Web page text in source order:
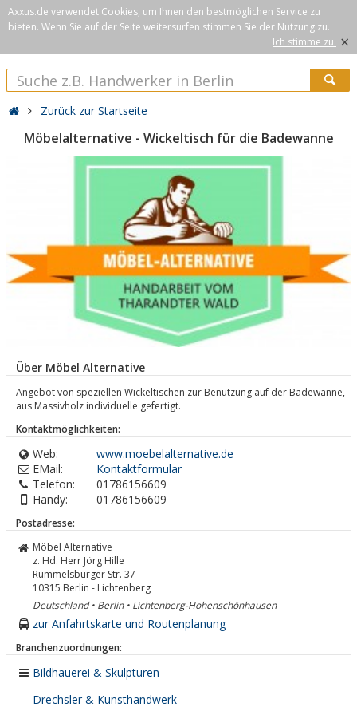
Axxus.de verwendet Cookies, um Ihnen den bestmöglichen Service zu
bieten. Wenn Sie auf der Seite weitersurfen stimmen Sie der Nutzung zu.
Ich stimme zu. ×
Zurück zur Startseite
Möbelalternative - Wickeltisch für die Badewanne
Über Möbel Alternative
Angebot von speziellen Wickeltischen zur Benutzung auf der Badewanne,
aus Massivholz individuelle gefertigt.
Kontaktmöglichkeiten:
Web:
www.moebelalternative.de
EMail:
Kontaktformular
Telefon:
01786156609
Handy:
01786156609
Postadresse:
Möbel Alternative
z. Hd. Herr Jörg Hille
Rummelsburger Str. 37
10315 Berlin - Lichtenberg
Deutschland • Berlin • Lichtenberg-Hohenschönhausen
zur Anfahrtskarte und Routenplanung
Branchenzuordnungen:
Bildhauerei & Skulpturen
Drechsler & Kunsthandwerk